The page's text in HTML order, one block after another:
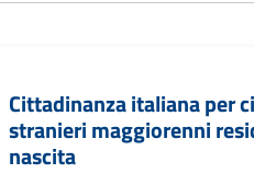
Cittadinanza italiana per
stranieri maggiorenni
nascita